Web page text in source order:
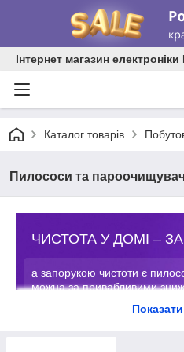
Інтернет магазин
Каталог товарів
Пилососи та
ЧИСТОТА У ДОМІ –
а запорукою чистоти є
можна за привабливими